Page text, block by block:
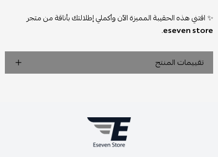
✨ اقتني هذه الحقيبة المميزة الآن وأكملي إطلالتك بأناقة من متجر
eseven store
.
تقييمات المنتج